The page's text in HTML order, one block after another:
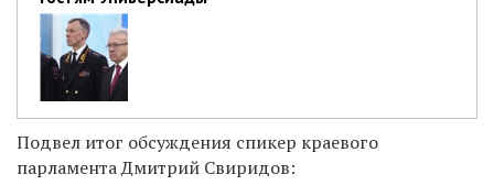
Подвел итог обсуждения спикер краевого
парламента Дмитрий Свиридов: